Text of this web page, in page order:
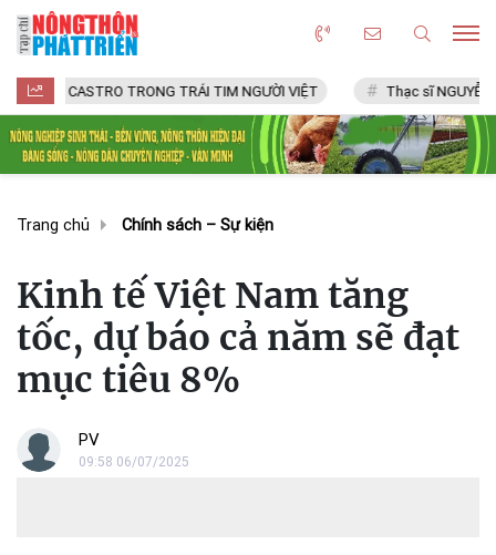
TRONG TRÁI TIM NGƯỜI VIỆT Thạc sĩ NGUYỄN VĂN CHÍ
Trang chủ Chính sách – Sự kiện
Kinh tế Việt Nam tăng
tốc, dự báo cả năm sẽ đạt
mục tiêu 8%
PV
09:58 06/07/2025